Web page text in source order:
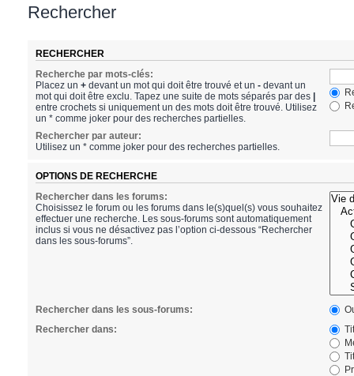
Rechercher
RECHERCHER
Recherche par mots-clés:
Placez un +devant un mot qui doit être trouvé et un -devant un
mot qui doit être exclu. Tapez une suite de mots séparés par des
entre crochets si uniquement un des mots doit être trouvé. Utilisez
un * comme joker pour des recherches partielles.
Rechercher par auteur:
Utilisez un * comme joker pour des recherches partielles.
OPTIONS DE RECHERCHE
Rechercher dans les forums:
Choisissez le forum ou les forums dans le(s)quel(s) vous souhaitez
effectuer une recherche. Les sous-forums sont automatiquement
inclus si vous ne désactivez pas l’option ci-dessous “Rechercher
dans les sous-forums”.
Rechercher dans les sous-forums:
Rechercher dans: